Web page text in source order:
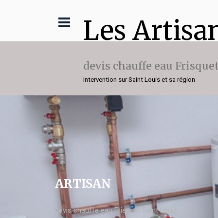
Les
devis chauffe eau
Intervention sur Saint Louis et sa région
ARTISAN
devis chauffe eau Frisquet Saint Louis